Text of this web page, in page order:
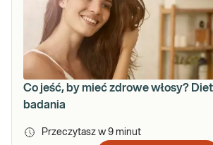
Co jeść, by mieć zdrowe włosy?
badania
Przeczytasz w 9 minut